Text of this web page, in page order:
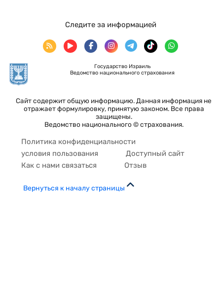
Государство Израиль
Ведомство национального страхования
Сайт содержит общую информацию. Данная информация не
отражает формулировку, принятую законом. Все права
защищены.
Ведомство национального © страхования.
Следите за информацией
Политика конфиденциальности
условия пользования
Доступный сайт
Как с нами связаться
Отзыв
Вернуться к началу страницы